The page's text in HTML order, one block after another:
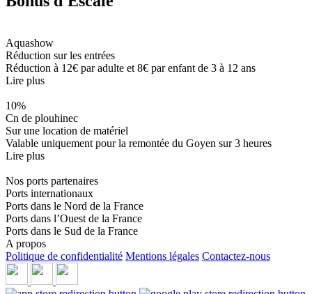
Aquashow
Réduction sur les entrées
Réduction à 12€ par adulte et 8€ par enfant de 3 à 12 ans
Lire plus
10%
Cn de plouhinec
Sur une location de matériel
Valable uniquement pour la remontée du Goyen sur 3 heures
Lire plus
Nos ports partenaires
Ports internationaux
Ports dans le Nord de la France
Ports dans l’Ouest de la France
Ports dans le Sud de la France
A propos
Politique de confidentialité Mentions légales Contactez-nous